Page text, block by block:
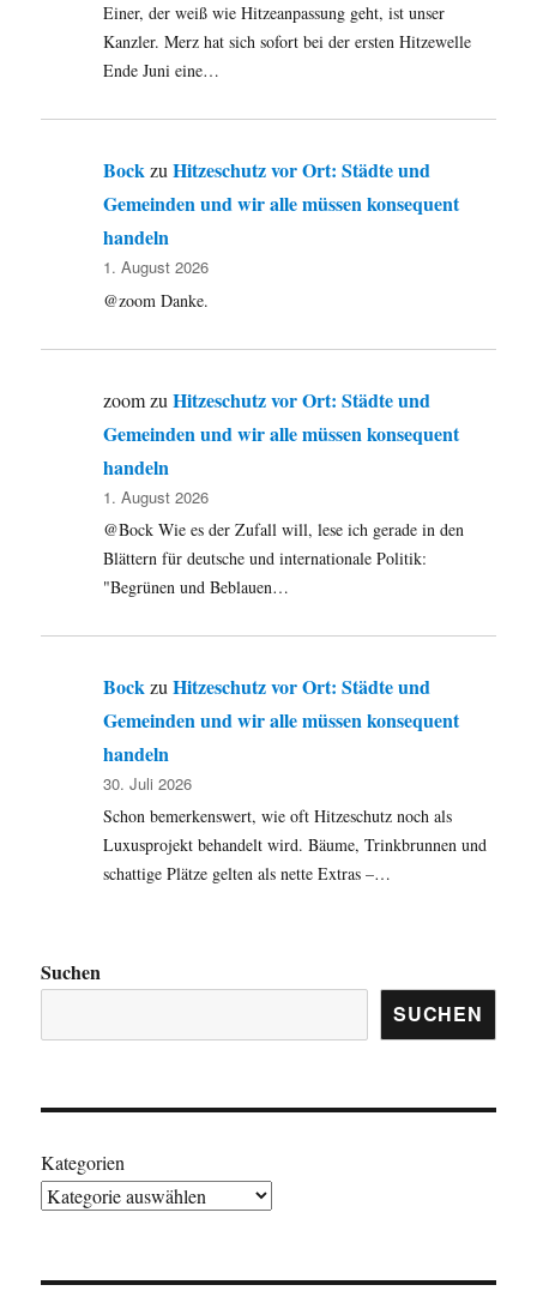
Einer, der weiß wie Hitzeanpassung geht, ist unser
Kanzler. Merz hat sich sofort bei der ersten Hitzewelle
Ende Juni eine…
BockzuHitzeschutz vor Ort: Städte und
Gemeinden und wir alle müssen konsequent
handeln
1. August 2026
@zoom Danke.
zoomzuHitzeschutz vor Ort: Städte und
Gemeinden und wir alle müssen konsequent
handeln
1. August 2026
@Bock Wie es der Zufall will, lese ich gerade in den
Blättern für deutsche und internationale Politik:
"Begrünen und Beblauen…
Bock zuHitzeschutz vor Ort: Städte und
Gemeinden und wir alle müssen konsequent
handeln
30. Juli 2026
Schon bemerkenswert, wie oft Hitzeschutz noch als
Luxusprojekt behandelt wird. Bäume, Trinkbrunnen und
schattige Plätze gelten als nette Extras –…
Suchen
SUCHEN
Kategorien